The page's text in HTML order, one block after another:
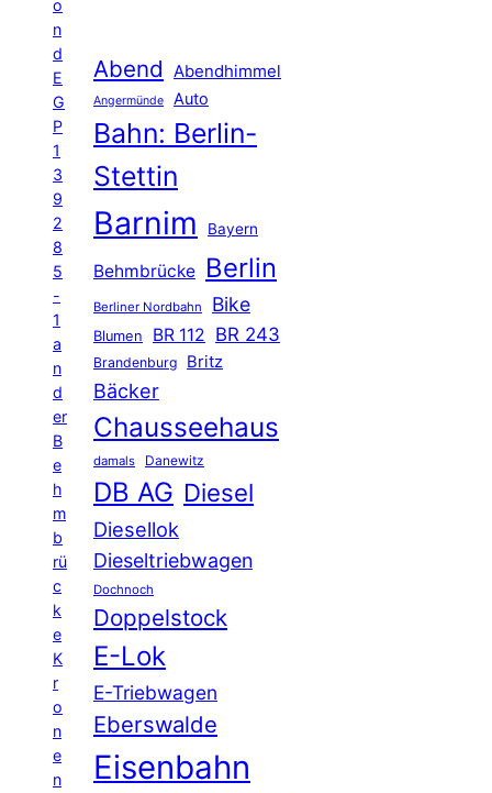
o
n
d
E
G
P
1
3
9
2
8
5
-
1
a
n
d
er
B
e
h
m
b
rü
c
k
e
K
r
o
n
e
n
Abend Abendhimmel
Angermünde Auto
Bahn: Berlin-
Stettin
Barnim Bayern
Behmbrücke Berlin
Berliner Nordbahn Bike
Blumen BR 112 BR 243
Brandenburg Britz
Bäcker
Chausseehaus
damals Danewitz
DB AG Diesel
Diesellok
Dieseltriebwagen
Dochnoch
Doppelstock
E-Lok
E-Triebwagen
Eberswalde
Eisenbahn